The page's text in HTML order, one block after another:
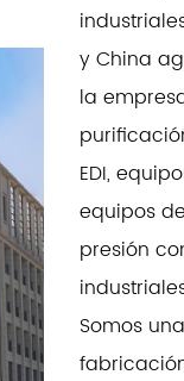
yChina
la
EDI,
equipos
presión
Somos